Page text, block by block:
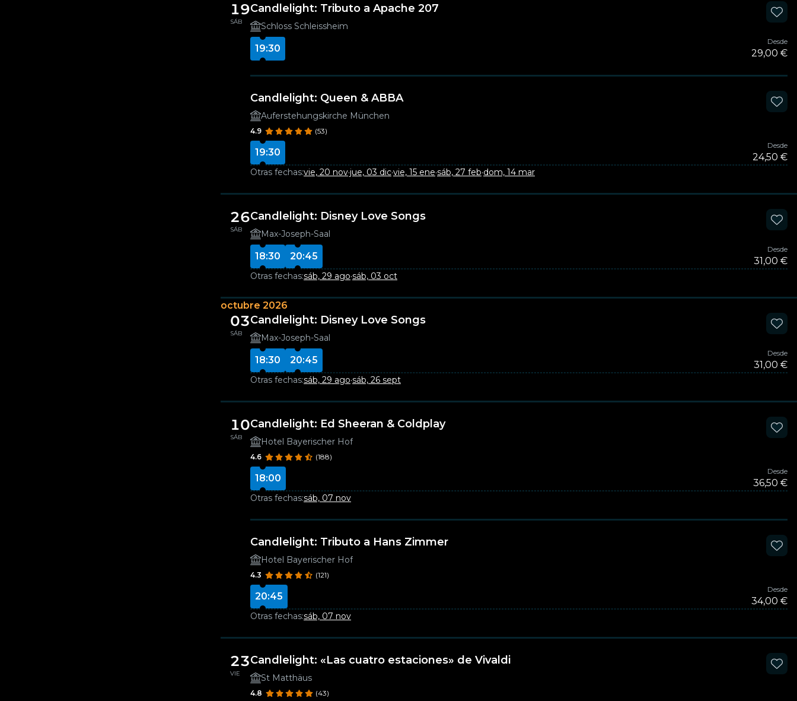
19
SÁB
Candlelight: Tributo a Apache 207
Schloss Schleissheim
19:30
Desde
29,00 €
Candlelight: Queen & ABBA
Auferstehungskirche München
4.9 (53)
19:30
Desde
24,50 €
Otras fechas:vie, 20 nov·jue, 03 dic·vie, 15 ene·sáb, 27 feb·dom, 14 mar
26
SÁB
Candlelight: Disney Love Songs
Max-Joseph-Saal
18:30 20:45
Desde
31,00 €
Otras fechas:sáb, 29 ago·sáb, 03 oct
octubre 2026
03
SÁB
Candlelight: Disney Love Songs
Max-Joseph-Saal
18:30 20:45
Desde
31,00 €
Otras fechas:sáb, 29 ago·sáb, 26 sept
10
SÁB
Candlelight: Ed Sheeran & Coldplay
Hotel Bayerischer Hof
4.6 (188)
18:00
Desde
36,50 €
Otras fechas:sáb, 07 nov
Candlelight: Tributo a Hans Zimmer
Hotel Bayerischer Hof
4.3 (121)
20:45
Desde
34,00 €
Otras fechas:sáb, 07 nov
23
VIE
Candlelight: «Las cuatro estaciones» de Vivaldi
St Matthäus
4.8 (43)